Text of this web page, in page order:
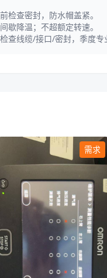
检查密封，防水帽盖紧。
歇降温；不超额定转速。
查线缆/接口/密封，季度
需求